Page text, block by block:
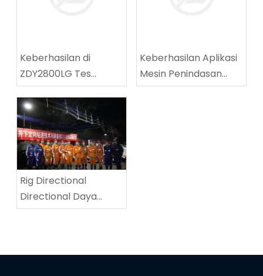
Keberhasilan di
ZDY2800LG Tes
peralatan teknis
pengeboran spiral
berkecepatan tinggi
Keberhasilan Aplikasi
Mesin Penindasan
Jalanan Batubara
Rig Directional
Directional Daya
Tinggi menetapkan